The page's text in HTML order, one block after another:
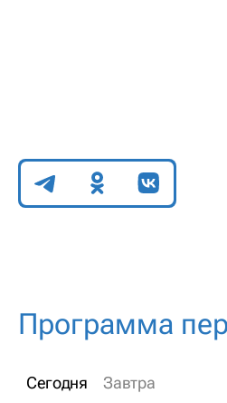
Поделиться
Программа
Сегодня Завтра